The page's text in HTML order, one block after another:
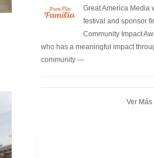
Great America Media
festival and sponsor
Community Impact
who has a meaningful impact
community —
Ver Más